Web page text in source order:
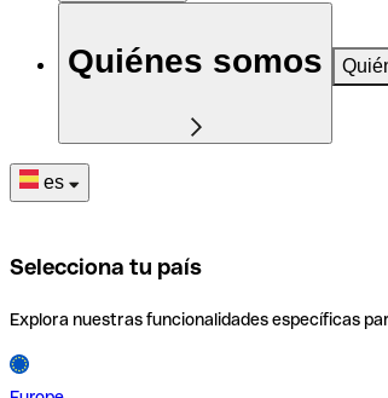
Quiénes somos
es
Selecciona tu país
Explora nuestras funcionalidades específicas